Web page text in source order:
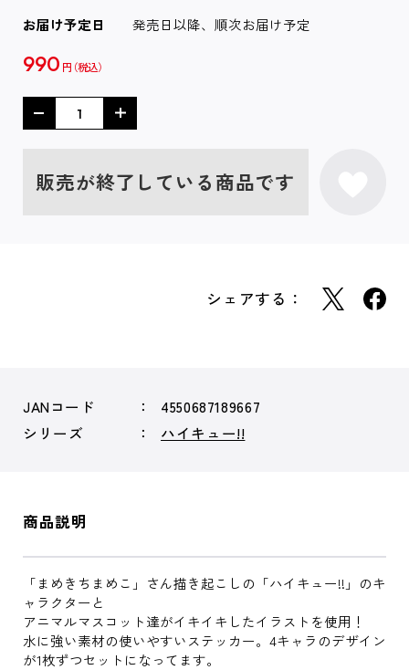
お届け予定日 発売日以降、順次お届け予定
990 円
販売が終了している商品です
シェアする：
JANコード
4550687189667
シリーズ
ハイキュー!!
商品説明
「まめきちまめこ」さん描き起こしの「ハイキュー!!」のキ
ャラクターと
アニマルマスコット達がイキイキしたイラストを使用！
水に強い素材の使いやすいステッカー。4キャラのデザイン
が1枚ずつセットになってます。